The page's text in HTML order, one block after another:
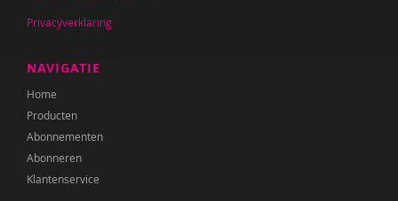
Edith van Eck
Karin Eeckhout
Kim Einder
Cristel Elias
Privacyverklaring
NAVIGATIE
Home
Producten
Abonnementen
Abonneren
Klantenservice